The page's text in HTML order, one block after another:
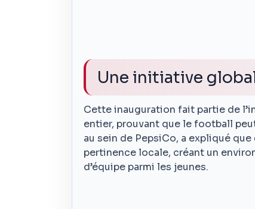
Une initiative
Cette inauguration fait partie de
entier, prouvant que le football
au sein de PepsiCo, a expliqué
pertinence locale, créant un
d’équipe parmi les jeunes.